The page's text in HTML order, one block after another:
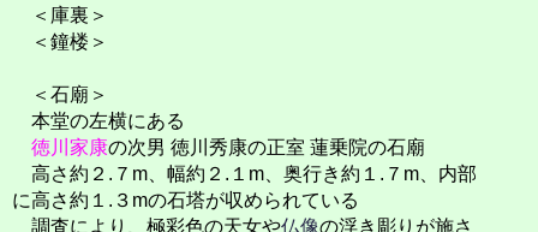
＜庫裏＞
＜鐘楼＞
＜石廟＞
本堂の左横にある
徳川家康の次男 徳川秀康の正室 蓮乗院の石廟
高さ約２.７m、幅約２.１m、奥行き約１.７m、内部
に高さ約１.３mの石塔が収められている
調査により、極彩色の天女や仏像の浮き彫りが施さ